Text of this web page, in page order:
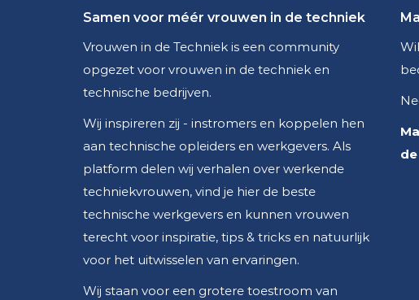
Samen voor méér vrouwen in de techniek
Vrouwen in de Techniek is een community
opgezet voor vrouwen in de techniek en
technische bedrijven.
Wij inspireren zij - instromers en koppelen hen
aan technische opleiders en werkgevers. Als
platform delen wij verhalen over werkende
techniekvrouwen, vind je hier de beste
technische werkgevers en kunnen vrouwen
terecht voor inspiratie, tips & tricks en natuurlijk
voor het uitwisselen van ervaringen.
Wij staan voor een grotere toestroom van